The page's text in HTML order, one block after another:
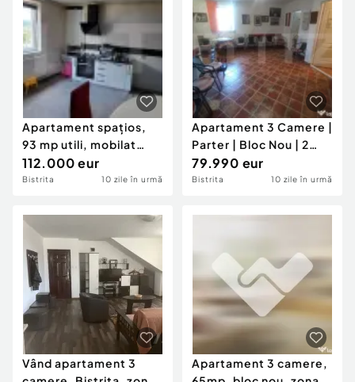
Apartament spațios,
93 mp utili, mobilat
complet – Zona H
112.000 eur
Bistrita 10 zile în urmă
Apartament 3 Camere |
Parter | Bloc Nou | 2
Locuri Parcare ?
79.990 eur
Bistrita 10 zile în urmă
Vând apartament 3
Apartament 3 camere,